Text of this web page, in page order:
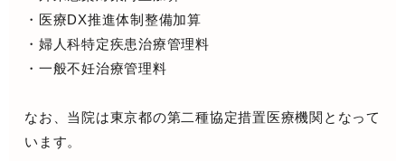
・医療DX推進体制整備加算
・婦人科特定疾患治療管理料
・一般不妊治療管理料
なお、当院は東京都の第二種協定措置医療機関となって
います。